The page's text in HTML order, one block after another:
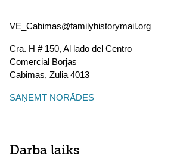
VE_Cabimas@familyhistorymail.org
Cra. H # 150, Al lado del Centro
Comercial Borjas
Cabimas, Zulia 4013
SAŅEMT NORĀDES
Darba laiks